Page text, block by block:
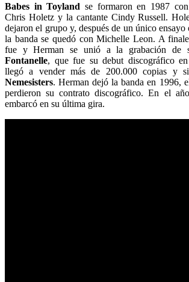
Babes in Toyland se formaron en 1987
Chris Holetz y la cantante Cindy Russell.
dejaron el grupo y, después de un único
la banda se quedó con Michelle Leon. A
fue y Herman se unió a la grabación de
Fontanelle, que fue su debut discográfico
llegó a vender más de 200.000 copias y
Nemesisters. Herman dejó la banda en 1996,
perdieron su contrato discográfico. En el
embarcó en su última gira.